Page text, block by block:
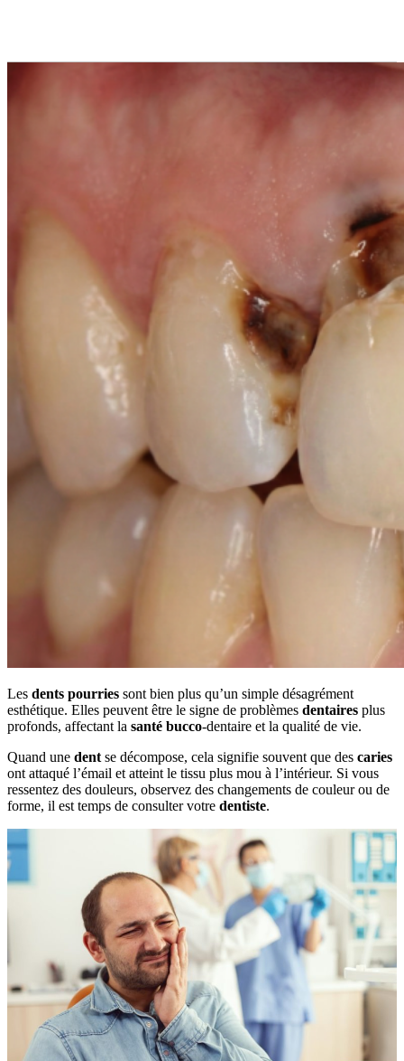
Les dents pourries sont bien plus qu’un simple désagrément
esthétique. Elles peuvent être le signe de problèmes dentaires plus
profonds, affectant la santé bucco-dentaire et la qualité de vie.
Quand une dent se décompose, cela signifie souvent que des caries
ont attaqué l’émail et atteint le tissu plus mou à l’intérieur. Si vous
ressentez des douleurs, observez des changements de couleur ou de
forme, il est temps de consulter votre dentiste.